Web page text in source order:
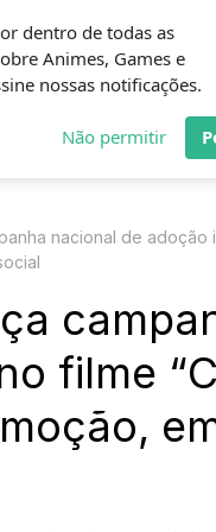
dentro de todas as
Animes, Games e
nossas notificações.
Não permitir
HOME
nacional de adoção
filme